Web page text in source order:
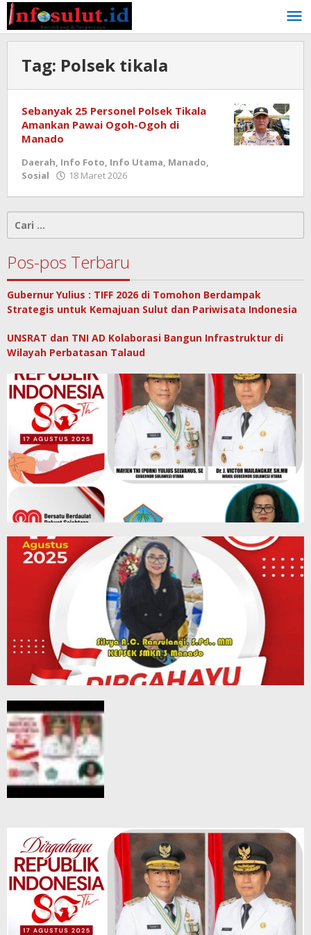
Lewati
ke
konten
Tag: Polsek tikala
Sebanyak 25 Personel Polsek Tikala
Amankan Pawai Ogoh-Ogoh di
Manado
Daerah, Info Foto, Info Utama, Manado,
Sosial
18 Maret 2026
untuk:
Pos-pos Terbaru
Gubernur Yulius : TIFF 2026 di Tomohon Berdampak
Strategis untuk Kemajuan Sulut dan Pariwisata Indonesia
UNSRAT dan TNI AD Kolaborasi Bangun Infrastruktur di
Wilayah Perbatasan Talaud